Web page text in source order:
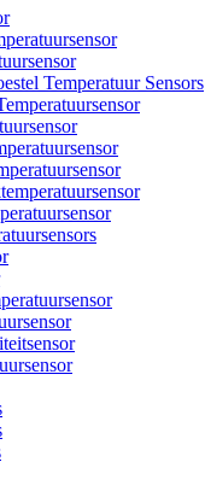
Temperatuur Sensors